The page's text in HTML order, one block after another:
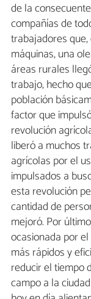
de la
compañías de
trabajadores
máquinas, una
áreas rurales
trabajo, hecho
población
factor que
revolución
liberó a muchos
agrícolas por el
impulsados a
esta revolución
cantidad de
mejoró. Por
ocasionada por
más rápidos y
reducir el tiempo
campo a la